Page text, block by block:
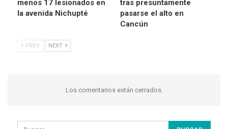
menos 17 lesionados en
la avenida Nichupté
tras presuntamente
pasarse el alto en
Cancún
PREV NEXT
Los comentarios están cerrados.